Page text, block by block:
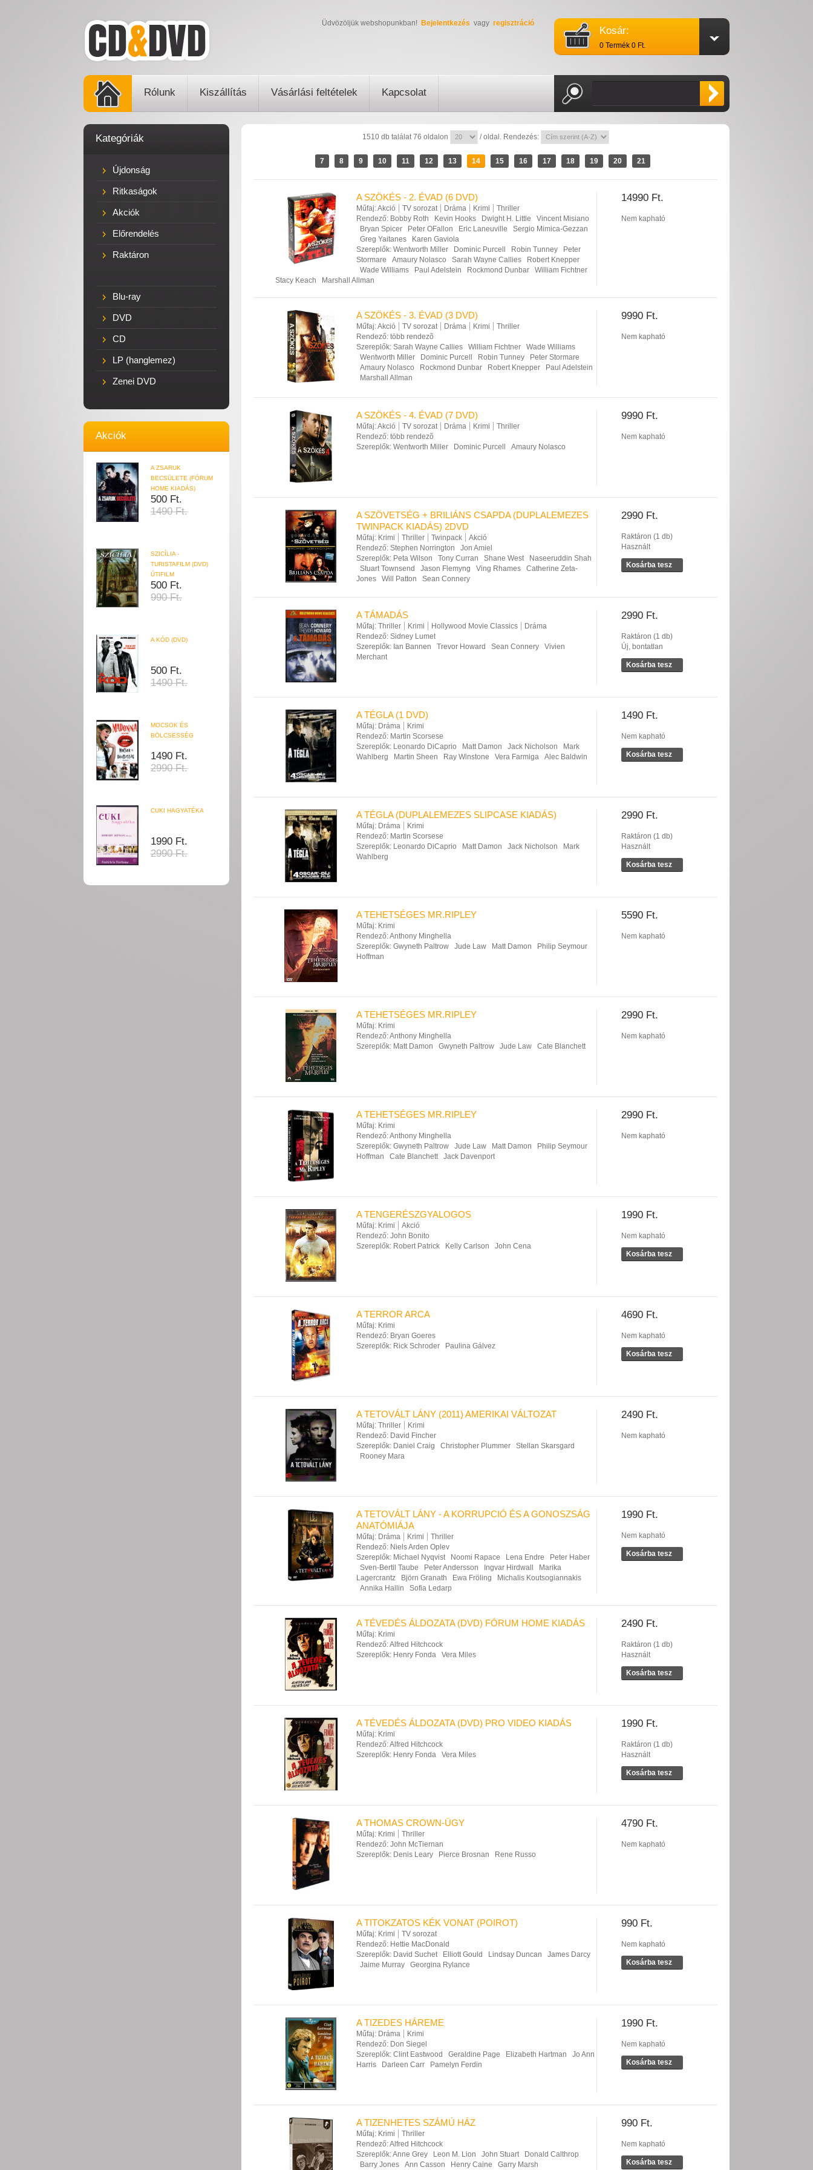
Kosár:
0 Termék 0 Ft.
Üdvözöljük webshopunkban! Bejelentkezés vagy regisztráció
Rólunk Kiszállítás Vásárlási feltételek Kapcsolat
Kategóriák
Újdonság
Ritkaságok
Akciók
Előrendelés
Raktáron
Blu-ray
DVD
CD
LP (hanglemez)
Zenei DVD
Akciók
A ZSARUK
BECSÜLETE (FÓRUM
HOME KIADÁS)
500 Ft.
1490 Ft.
SZICÍLIA -
TURISTAFILM (DVD)
ÚTIFILM
500 Ft.
990 Ft.
A KÓD (DVD)
500 Ft.
1490 Ft.
MOCSOK ÉS
BÖLCSESSÉG
1490 Ft.
2990 Ft.
CUKI HAGYATÉKA
1990 Ft.
2990 Ft.
1510 db találat 76 oldalon / oldal. Rendezés:
7 8 9 10 11 12 13 14 15 16 17 18 19 20 21
14990 Ft.
Nem kapható
A SZÖKÉS - 2. ÉVAD (6 DVD)
Műfaj:Akció TV sorozat Dráma Krimi
Thriller
Rendező: Bobby Roth Kevin Hooks Dwight H. Little
Vincent Misiano
Bryan Spicer
Peter OFallon Eric Laneuville
Sergio Mimica-Gezzan
Greg Yaitanes
Karen Gaviola
Szereplők: Wentworth Miller Dominic Purcell Robin Tunney
Peter
Stormare
Amaury Nolasco Sarah Wayne Callies
Robert Knepper
Wade Williams
Paul Adelstein Rockmond Dunbar
William Fichtner
Stacy Keach
Marshall Allman
9990 Ft.
Nem kapható
A SZÖKÉS - 3. ÉVAD (3 DVD)
Műfaj:Akció TV sorozat Dráma Krimi
Thriller
Rendező: több rendezõ
Szereplők: Sarah Wayne Callies William Fichtner
Wade Williams
Wentworth Miller
Dominic Purcell Robin Tunney
Peter Stormare
Amaury Nolasco
Rockmond Dunbar Robert Knepper
Paul Adelstein
Marshall Allman
9990 Ft.
Nem kapható
A SZÖKÉS - 4. ÉVAD (7 DVD)
Műfaj:Akció TV sorozat Dráma Krimi
Thriller
Rendező: több rendezõ
Szereplők: Wentworth Miller Dominic Purcell Amaury Nolasco
2990 Ft.
Raktáron (1 db)
Használt
Kosárba tesz
A SZÖVETSÉG + BRILIÁNS CSAPDA (DUPLALEMEZES
TWINPACK KIADÁS) 2DVD
Műfaj: Krimi Thriller Twinpack
Akció
Rendező: Stephen Norrington
Jon Amiel
Szereplők: Peta Wilson Tony Curran Shane West
Naseeruddin Shah
Stuart Townsend
Jason Flemyng Ving Rhames
Catherine Zeta-
Jones
Will Patton Sean Connery
2990 Ft.
Raktáron (1 db)
Új, bontatlan
Kosárba tesz
A TÁMADÁS
Műfaj: Thriller Krimi Hollywood Movie Classics
Dráma
Rendező: Sidney Lumet
Szereplők: Ian Bannen Trevor Howard Sean Connery
Vivien
Merchant
1490 Ft.
Nem kapható
Kosárba tesz
A TÉGLA (1 DVD)
Műfaj: Dráma
Krimi
Rendező: Martin Scorsese
Szereplők: Leonardo DiCaprio Matt Damon Jack Nicholson
Mark
Wahlberg
Martin Sheen Ray Winstone Vera Farmiga Alec Baldwin
2990 Ft.
Raktáron (1 db)
Használt
Kosárba tesz
A TÉGLA (DUPLALEMEZES SLIPCASE KIADÁS)
Műfaj: Dráma
Krimi
Rendező: Martin Scorsese
Szereplők: Leonardo DiCaprio Matt Damon Jack Nicholson
Mark
Wahlberg
5590 Ft.
Nem kapható
A TEHETSÉGES MR.RIPLEY
Műfaj: Krimi
Rendező:Anthony Minghella
Szereplők: Gwyneth Paltrow Jude Law Matt Damon
Philip Seymour
Hoffman
2990 Ft.
Nem kapható
A TEHETSÉGES MR.RIPLEY
Műfaj: Krimi
Rendező:Anthony Minghella
Szereplők: Matt Damon Gwyneth Paltrow Jude Law Cate Blanchett
2990 Ft.
Nem kapható
A TEHETSÉGES MR.RIPLEY
Műfaj: Krimi
Rendező:Anthony Minghella
Szereplők: Gwyneth Paltrow Jude Law Matt Damon
Philip Seymour
Hoffman
Cate Blanchett Jack Davenport
1990 Ft.
Nem kapható
Kosárba tesz
A TENGERÉSZGYALOGOS
Műfaj: Krimi
Akció
Rendező: John Bonito
Szereplők: Robert Patrick Kelly Carlson John Cena
4690 Ft.
Nem kapható
Kosárba tesz
A TERROR ARCA
Műfaj: Krimi
Rendező: Bryan Goeres
Szereplők: Rick Schroder Paulina Gálvez
2490 Ft.
Nem kapható
A TETOVÁLT LÁNY (2011) AMERIKAI VÁLTOZAT
Műfaj: Thriller
Krimi
Rendező: David Fincher
Szereplők: Daniel Craig Christopher Plummer
Stellan Skarsgard
Rooney Mara
1990 Ft.
Nem kapható
Kosárba tesz
A TETOVÁLT LÁNY - A KORRUPCIÓ ÉS A GONOSZSÁG
ANATÓMIÁJA
Műfaj: Dráma Krimi
Thriller
Rendező: Niels Arden Oplev
Szereplők: Michael Nyqvist Noomi Rapace Lena Endre
Peter Haber
Sven-Bertil Taube
Peter Andersson Ingvar Hirdwall
Marika
Lagercrantz
Björn Granath Ewa Fröling
Michalis Koutsogiannakis
Annika Hallin
Sofia Ledarp
2490 Ft.
Raktáron (1 db)
Használt
Kosárba tesz
A TÉVEDÉS ÁLDOZATA (DVD) FÓRUM HOME KIADÁS
Műfaj: Krimi
Rendező:Alfred Hitchcock
Szereplők: Henry Fonda Vera Miles
1990 Ft.
Raktáron (1 db)
Használt
Kosárba tesz
A TÉVEDÉS ÁLDOZATA (DVD) PRO VIDEO KIADÁS
Műfaj: Krimi
Rendező:Alfred Hitchcock
Szereplők: Henry Fonda Vera Miles
4790 Ft.
Nem kapható
A THOMAS CROWN-ÜGY
Műfaj: Krimi
Thriller
Rendező: John McTiernan
Szereplők: Denis Leary Pierce Brosnan Rene Russo
990 Ft.
Nem kapható
Kosárba tesz
A TITOKZATOS KÉK VONAT (POIROT)
Műfaj: Krimi
TV sorozat
Rendező: Hettie MacDonald
Szereplők: David Suchet Elliott Gould Lindsay Duncan
James Darcy
Jaime Murray
Georgina Rylance
1990 Ft.
Nem kapható
Kosárba tesz
A TIZEDES HÁREME
Műfaj: Dráma
Krimi
Rendező: Don Siegel
Szereplők: Clint Eastwood Geraldine Page Elizabeth Hartman
Jo Ann
Harris
Darleen Carr Pamelyn Ferdin
990 Ft.
Nem kapható
Kosárba tesz
A TIZENHETES SZÁMÚ HÁZ
Műfaj: Krimi
Thriller
Rendező:Alfred Hitchcock
Szereplők:Anne Grey Leon M. Lion John Stuart
Donald Calthrop
Barry Jones
Ann Casson Henry Caine Garry Marsh